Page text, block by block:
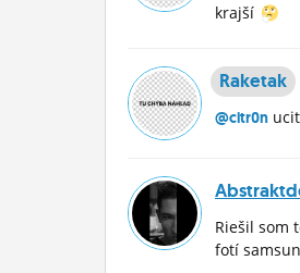
krajší
Raketak
@citr0n
Riešil som
fotí